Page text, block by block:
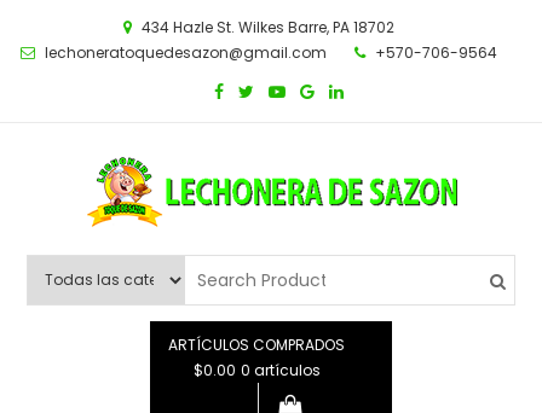
434 Hazle St. Wilkes Barre, PA 18702
lechoneratoquedesazon@gmail.com
+570-706-9564
ARTÍCULOS COMPRADOS
$0.00 0 artículos